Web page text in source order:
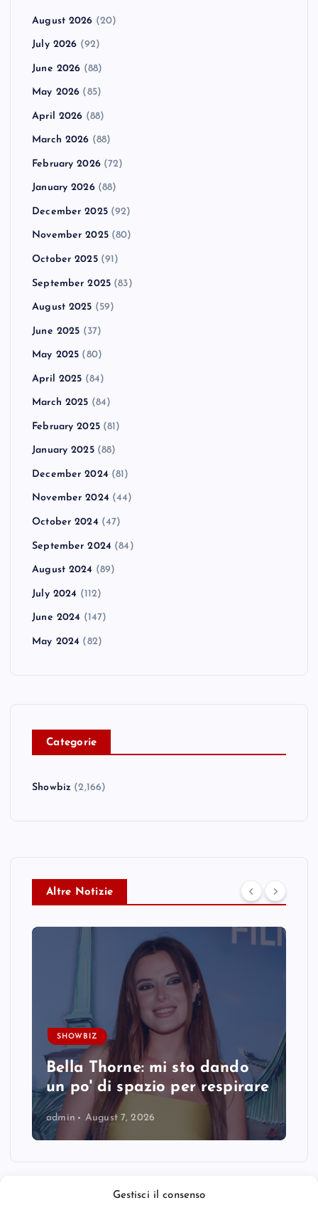
Gestisci il consenso
August 2026 (20)
July 2026 (92)
June 2026 (88)
May 2026 (85)
April 2026 (88)
March 2026 (88)
February 2026(72)
January 2026(88)
December 2025(92)
November 2025(80)
October 2025(91)
September 2025 (83)
August 2025 (59)
June 2025 (37)
May 2025 (80)
April 2025 (84)
March 2025 (84)
February 2025(81)
January 2025(88)
December 2024 (81)
November 2024 (44)
October 2024 (47)
September 2024 (84)
August 2024 (89)
July 2024 (112)
June 2024 (147)
May 2024 (82)
Categorie
Showbiz (2,166)
Altre Notizie
SHOWBIZ
Bella Thorne: mi sto dando
un po' di spazio per respirare
admin August 7, 2026